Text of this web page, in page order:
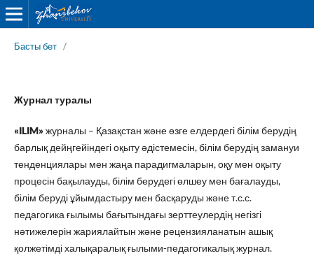
Басты бет /
Журнал туралы
«ILIM»журналы – Қазақстан және өзге елдердегі білім берудің
барлық дейңгейіндегі оқыту әдістемесін, білім берудің замануи
тенденциялары мен жаңа парадигмаларын, оқу мен оқыту
процесін бақылауды, білім берудегі өлшеу мен бағалауды,
білім беруді ұйымдастыру мен басқаруды және т.с.с.
педагогика ғылымы бағытындағы зерттеулердің негізгі
нәтижелерін жариялайтын және рецензияланатын ашық
қолжетімді халықаралық ғылыми-педагогикалық журнал.